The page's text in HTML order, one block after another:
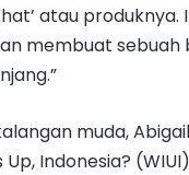
atau produknya.
membuat sebuah
muda,
Up, Indonesia?